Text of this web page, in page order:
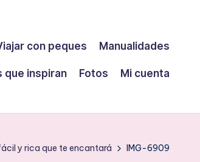
con peques Manualidades
que inspiran Fotos Mi cuenta
y rica que te encantará IMG-6909